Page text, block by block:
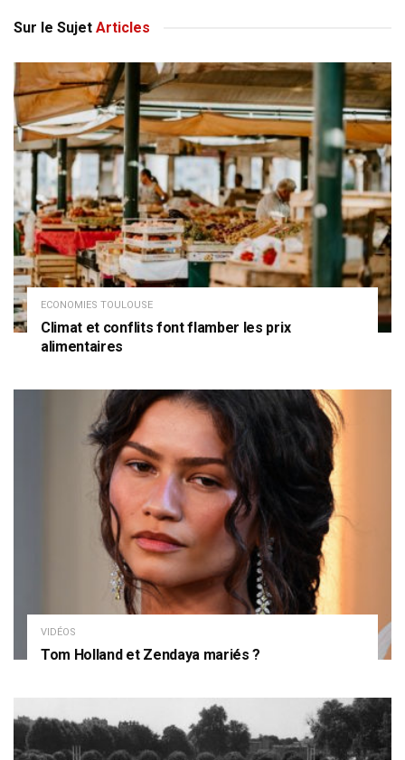
Sur le Sujet Articles
ECONOMIES TOULOUSE
Climat et conflits font flamber les prix
alimentaires
VIDÉOS
Tom Holland et Zendaya mariés ?